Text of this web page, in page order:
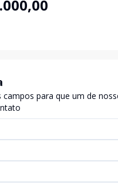
campos para que um de